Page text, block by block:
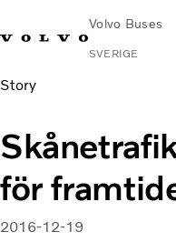
Volvo Buses
SVERIGE
Change
Turistbussar
Varför Volvo?
Story
för
2016-12-19